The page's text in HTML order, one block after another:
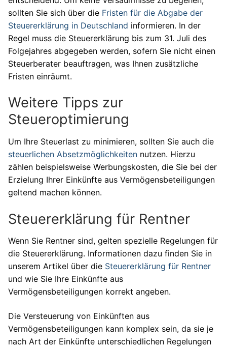
sollten Sie sich über die Fristen für die Abgabe der
Steuererklärung in Deutschland informieren. In der
Regel muss die Steuererklärung bis zum 31. Juli des
Folgejahres abgegeben werden, sofern Sie nicht einen
Steuerberater beauftragen, was Ihnen zusätzliche
Fristen einräumt.
Weitere Tipps zur
Steueroptimierung
Um Ihre Steuerlast zu minimieren, sollten Sie auch die
steuerlichen Absetzmöglichkeiten nutzen. Hierzu
zählen beispielsweise Werbungskosten, die Sie bei der
Erzielung Ihrer Einkünfte aus Vermögensbeteiligungen
geltend machen können.
Steuererklärung für Rentner
Wenn Sie Rentner sind, gelten spezielle Regelungen für
die Steuererklärung. Informationen dazu finden Sie in
unserem Artikel über die Steuererklärung für Rentner
und wie Sie Ihre Einkünfte aus
Vermögensbeteiligungen korrekt angeben.
Die Versteuerung von Einkünften aus
Vermögensbeteiligungen kann komplex sein, da sie je
nach Art der Einkünfte unterschiedlichen Regelungen